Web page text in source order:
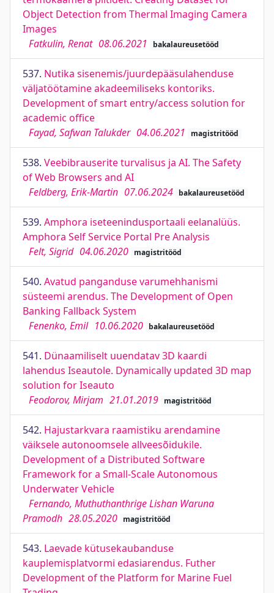
Object Detection from Thermal Imaging Camera
Images
Fatkulin, Renat 08.06.2021 bakalaureusetööd
537. Nutika sisenemis/juurdepääsulahenduse
väljatöötamine akadeemiliseks kontoriks.
Development of smart entry/access solution for
academic office
Fayad, Safwan Talukder 04.06.2021 magistritööd
538. Veebibrauserite turvalisus ja AI. The Safety
of Web Browsers and AI
Feldberg, Erik-Martin 07.06.2024 bakalaureusetööd
539. Amphora iseteenindusportaali eelanalüüs.
Amphora Self Service Portal Pre Analysis
Felt, Sigrid 04.06.2020 magistritööd
540. Avatud panganduse varumehhanismi
süsteemi arendus. The Development of Open
Banking Fallback System
Fenenko, Emil 10.06.2020 bakalaureusetööd
541. Dünaamiliselt uuendatav 3D kaardi
lahendus Iseautole. Dynamically updated 3D map
solution for Iseauto
Feodorov, Mirjam 21.01.2019 magistritööd
542. Hajustarkvara raamistiku arendamine
väiksele autonoomsele allveesõidukile.
Development of a Distributed Software
Framework for a Small-Scale Autonomous
Underwater Vehicle
Fernando, Muthuthanthrige Lishan Waruna
Pramodh 28.05.2020 magistritööd
543. Laevade kütusekaubanduse
kauplemisplatvormi edasiarendus. Futher
Development of the Platform for Marine Fuel